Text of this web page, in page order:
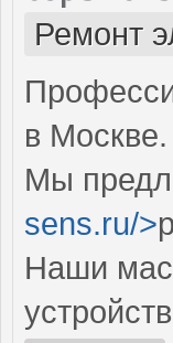
Ремонт
в Москве.
Мы
sens.ru/>
Наши